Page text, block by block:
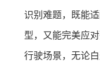
识别难题，既能
型，又能完美应
行驶场景，无论